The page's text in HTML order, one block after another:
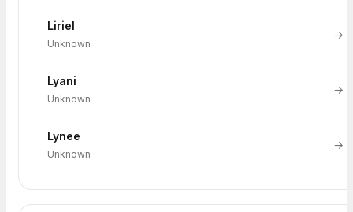
Liriel
Unknown
→
Lyani
Unknown
→
Lynee
Unknown
→